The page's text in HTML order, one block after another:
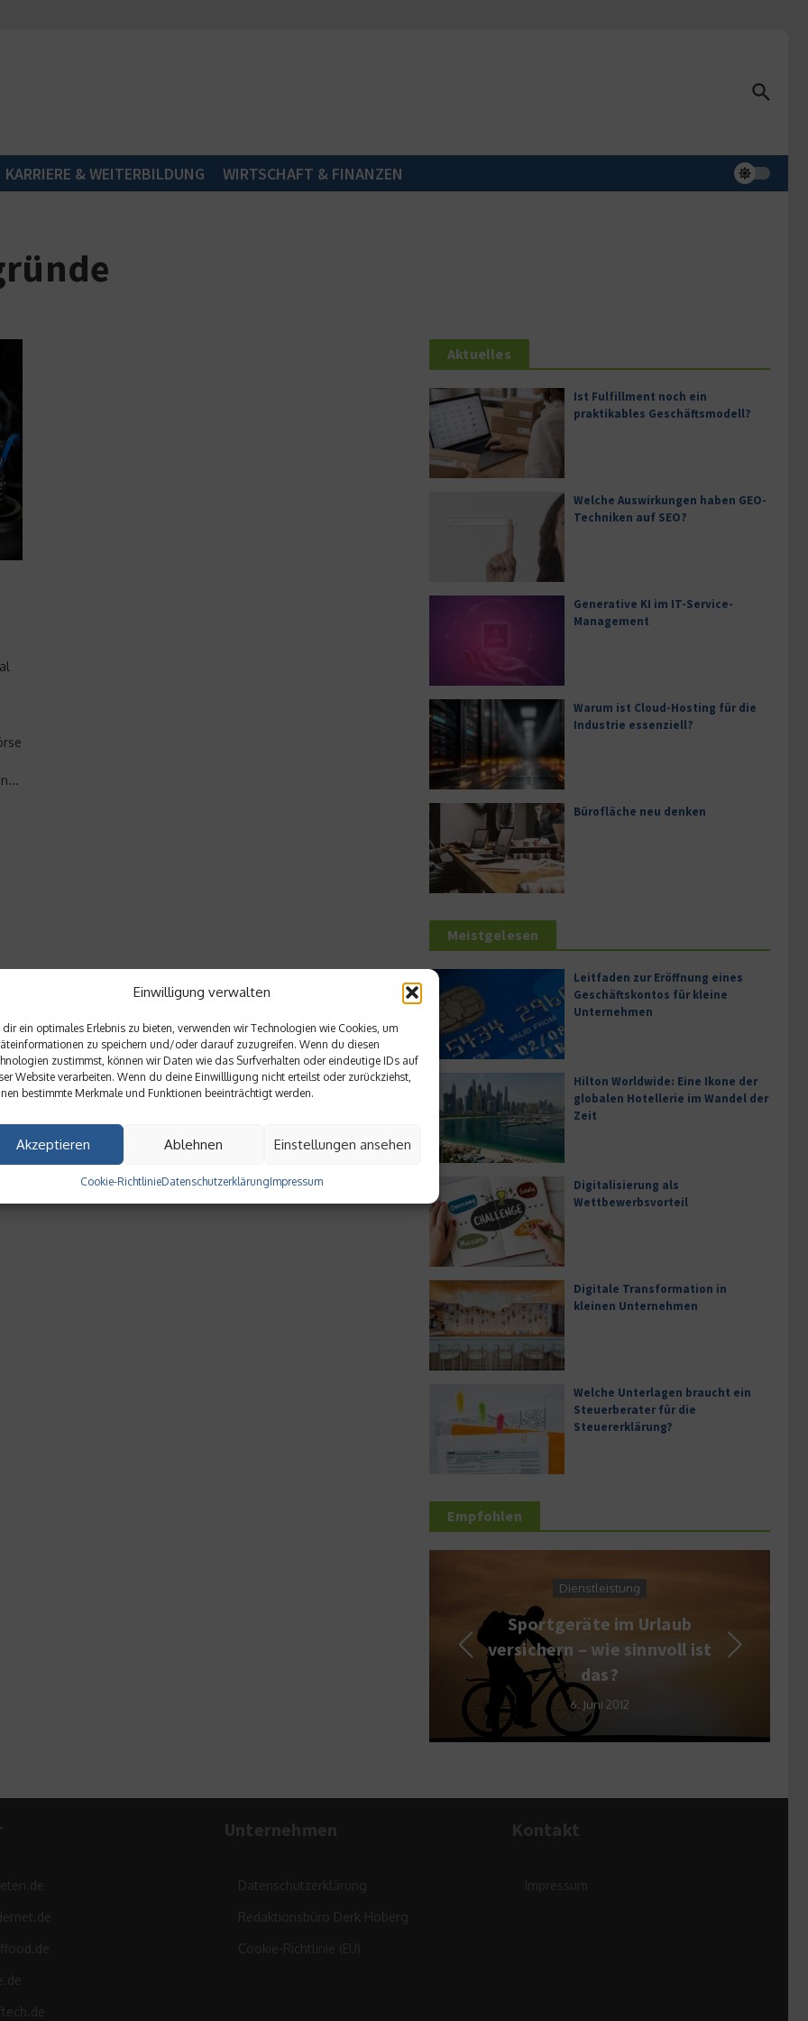
Einwilligung verwalten
dir ein optimales Erlebnis zu bieten, verwenden wir Technologien wie Cookies, um
zu speichern und/oder darauf zuzugreifen. Wenn du diesen
zustimmst, können wir Daten wie das Surfverhalten oder eindeutige IDs auf
Website verarbeiten. Wenn du deine Einwillligung nicht erteilst oder zurückziehst,
bestimmte Merkmale und Funktionen beeinträchtigt werden.
Akzeptieren Ablehnen Einstellungen ansehen
Cookie-RichtlinieDatenschutzerklärungImpressum
KARRIERE & WEITERBILDUNG WIRTSCHAFT & FINANZEN
Aktuelles
Ist Fulfillment noch ein
praktikables Geschäftsmodell?
Welche Auswirkungen haben GEO-
Techniken auf SEO?
Generative KI im IT-Service-
Management
Warum ist Cloud-Hosting für die
Industrie essenziell?
Bürofläche neu denken
Meistgelesen
Leitfaden zur Eröffnung eines
Geschäftskontos für kleine
Unternehmen
Hilton Worldwide: Eine Ikone der
globalen Hotellerie im Wandel der
Zeit
Digitalisierung als
Wettbewerbsvorteil
Digitale Transformation in
kleinen Unternehmen
Welche Unterlagen braucht ein
Steuerberater für die
Steuererklärung?
Empfohlen
Sportgeräte im Urlaub
versichern – wie sinnvoll ist
das?
6. Juni 2012
Gutes
Unternehmen
Datenschutzerklärung
Redaktionsbüro Derk Hoberg
Cookie-Richtlinie (EU)
Kontakt
Impressum